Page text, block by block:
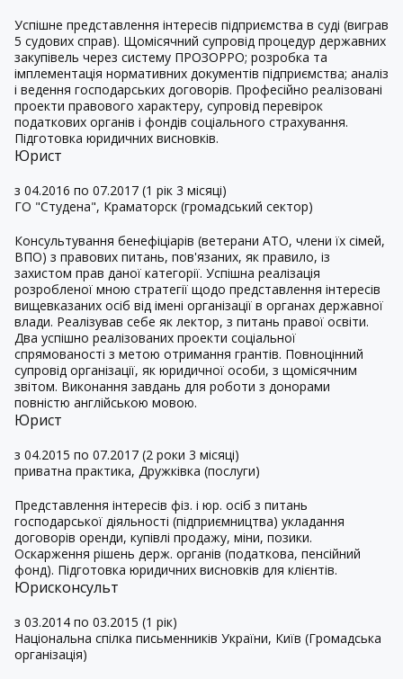
Успішне представлення інтересів підприємства в суді (виграв
5 судових справ). Щомісячний супровід процедур державних
закупівель через систему ПРОЗОРРО; розробка та
імплементація нормативних документів підприємства; аналіз
і ведення господарських договорів. Професійно реалізовані
проекти правового характеру, супровід перевірок
податкових органів і фондів соціального страхування.
Підготовка юридичних висновків.
Юрист
з 04.2016 по 07.2017 (1 рік 3 місяці)
ГО "Студена", Краматорск (громадський сектор)
Консультування бенефіціарів (ветерани АТО, члени їх сімей,
ВПО) з правових питань, пов'язаних, як правило, із
захистом прав даної категорії. Успішна реалізація
розробленої мною стратегії щодо представлення інтересів
вищевказаних осіб від імені організації в органах державної
влади. Реалізував себе як лектор, з питань правої освіти.
Два успішно реалізованих проекти соціальної
спрямованості з метою отримання грантів. Повноцінний
супровід організації, як юридичної особи, з щомісячним
звітом. Виконання завдань для роботи з донорами
повністю англійською мовою.
Юрист
з 04.2015 по 07.2017 (2 роки 3 місяці)
приватна практика, Дружківка (послуги)
Представлення інтересів фіз. і юр. осіб з питань
господарської діяльності (підприємництва) укладання
договорів оренди, купівлі продажу, міни, позики.
Оскарження рішень держ. органів (податкова, пенсійний
фонд). Підготовка юридичних висновків для клієнтів.
Юрисконсульт
з 03.2014 по 03.2015 (1 рік)
Національна спілка письменників України, Київ (Громадська
організація)